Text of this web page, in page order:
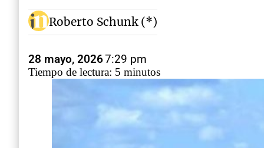
Roberto Schunk (*)
28 mayo, 20267:29 pm
Tiempo de lectura: 5 minutos